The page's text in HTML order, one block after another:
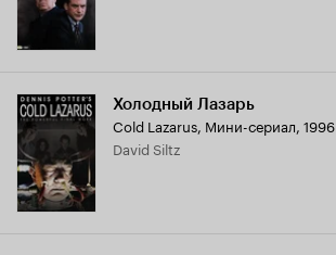
Холодный Лазарь
Cold Lazarus, Мини-сериал, 1996
David Siltz